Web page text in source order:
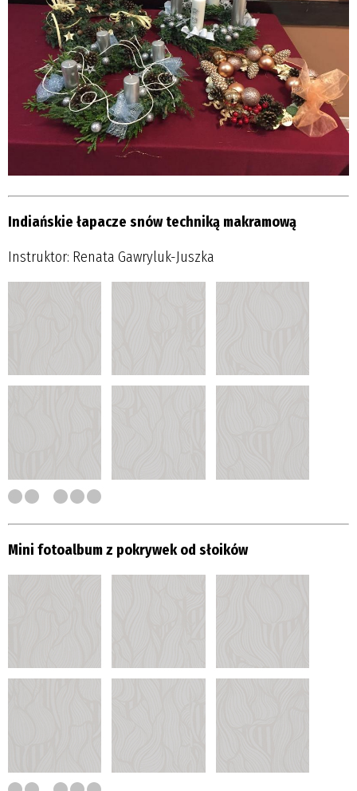
Indiańskie łapacze snów techniką makramową
Instruktor: Renata Gawryluk-Juszka
Mini fotoalbum z pokrywek od słoików